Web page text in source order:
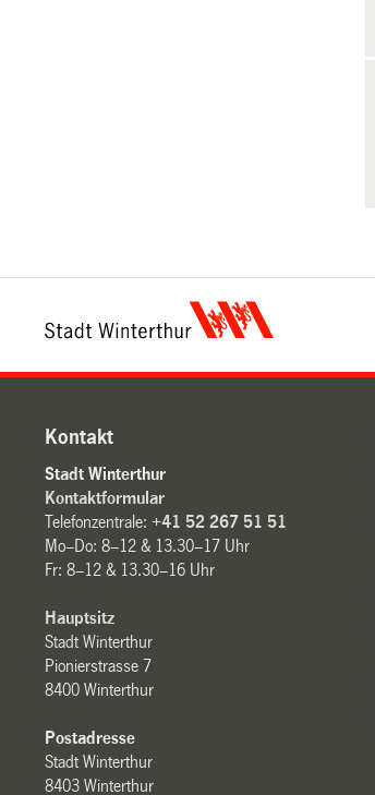
Kontakt
Stadt Winterthur
Kontaktformular
Telefonzentrale:+41 52 267 51 51
Mo–Do: 8–12 & 13.30–17 Uhr
Fr: 8–12 & 13.30–16 Uhr
Hauptsitz
Stadt Winterthur
Pionierstrasse 7
8400 Winterthur
Postadresse
Stadt Winterthur
8403 Winterthur